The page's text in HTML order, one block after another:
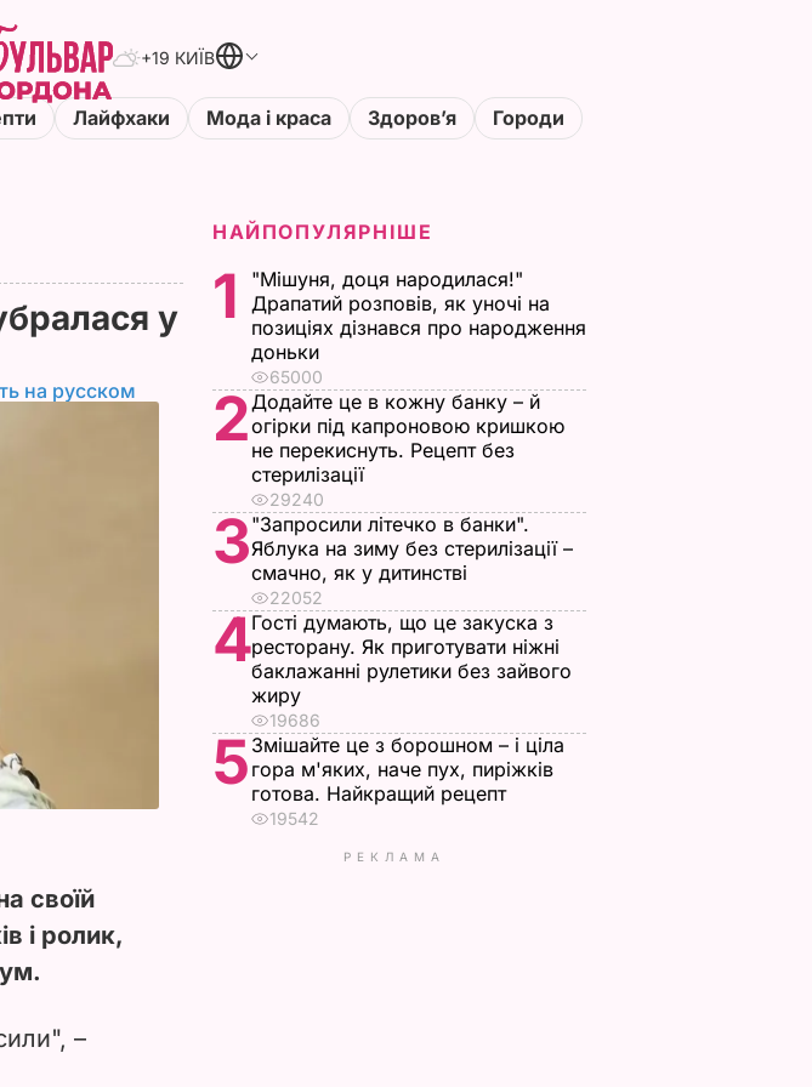
+19 КИЇВ
Лайфхаки Мода і краса Здоровʼя Городи
у
на русском
своїй
і ролик,
–
НАЙПОПУЛЯРНІШЕ
1
"Мішуня, доця народилася!"
Драпатий розповів, як уночі на
позиціях дізнався про народження
доньки
65000
2Додайте це в кожну банку – й
огірки під капроновою кришкою
не перекиснуть. Рецепт без
стерилізації
29240
3"Запросили літечко в банки".
Яблука на зиму без стерилізації –
смачно, як у дитинстві
22052
4Гості думають, що це закуска з
ресторану. Як приготувати ніжні
баклажанні рулетики без зайвого
жиру
19686
5 Змішайте це з борошном – і ціла
гора м'яких, наче пух, пиріжків
готова. Найкращий рецепт
19542
РЕКЛАМА